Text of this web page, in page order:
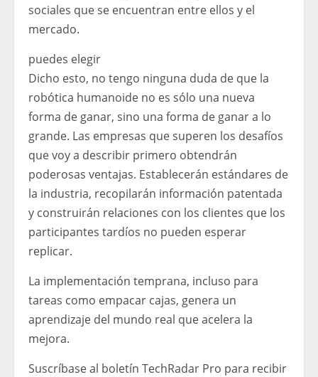
sociales que se encuentran entre ellos y el
mercado.
puedes elegir
Dicho esto, no tengo ninguna duda de que la
robótica humanoide no es sólo una nueva
forma de ganar, sino una forma de ganar a lo
grande. Las empresas que superen los desafíos
que voy a describir primero obtendrán
poderosas ventajas. Establecerán estándares de
la industria, recopilarán información patentada
y construirán relaciones con los clientes que los
participantes tardíos no pueden esperar
replicar.
La implementación temprana, incluso para
tareas como empacar cajas, genera un
aprendizaje del mundo real que acelera la
mejora.
Suscríbase al boletín TechRadar Pro para recibir